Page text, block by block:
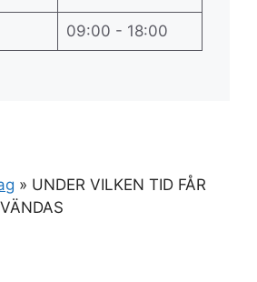
09:00 - 18:00
» UNDER VILKEN TID FÅR